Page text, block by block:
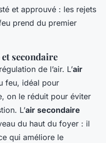
et approuvé : les rejets
prend du premier
secondaire
de l’air. L’air
feu, idéal pour
on le réduit pour éviter
L’air secondaire
du haut du foyer : il
qui améliore le